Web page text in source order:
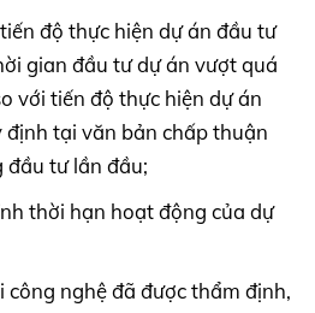
độ thực hiện dự án đầu tư
gian đầu tư dự án vượt quá
với tiến độ thực hiện dự án
định tại văn bản chấp thuận
đầu tư lần đầu;
thời hạn hoạt động của dự
công nghệ đã được thẩm định,